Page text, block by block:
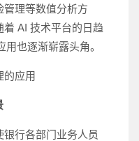
管理等数值分析方
AI 技术平台的日趋
也逐渐崭露头角。
的应用
行各部门业务人员